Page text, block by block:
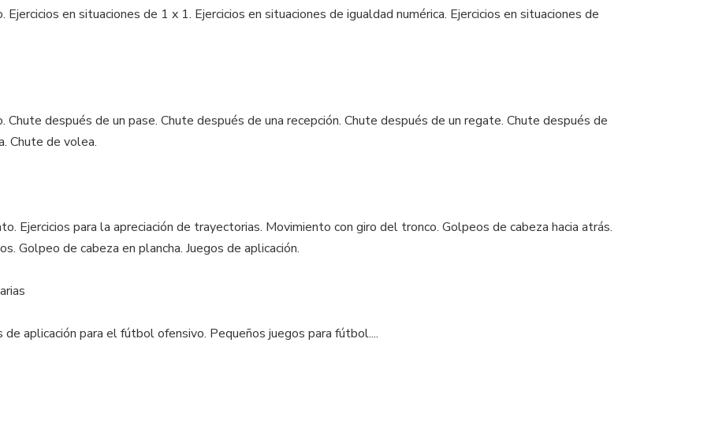
Ejercicios en situaciones de 1 x 1. Ejercicios en situaciones de igualdad numérica. Ejercicios en situaciones de
Chute después de un pase. Chute después de una recepción. Chute después de un regate. Chute después de
Chute de volea.
Ejercicios para la apreciación de trayectorias. Movimiento con giro del tronco. Golpeos de cabeza hacia atrás.
Golpeo de cabeza en plancha. Juegos de aplicación.
aplicación para el fútbol ofensivo. Pequeños juegos para fútbol....